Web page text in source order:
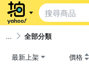
全部分類
最新上架 價格